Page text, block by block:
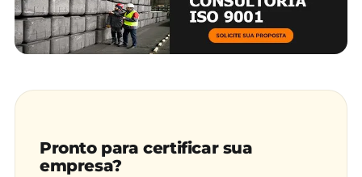
Pronto para certificar sua
empresa?